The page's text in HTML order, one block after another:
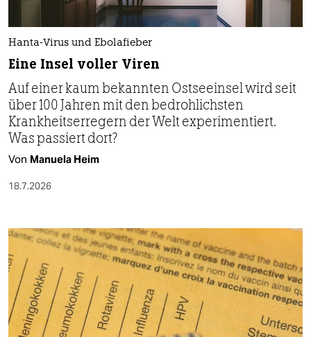
Hanta-Virus und Ebolafieber
Eine Insel voller Viren
Auf einer kaum bekannten Ostseeinsel wird seit
über 100 Jahren mit den bedrohlichsten
Krankheitserregern der Welt experimentiert.
Was passiert dort?
Von Manuela Heim
18.7.2026